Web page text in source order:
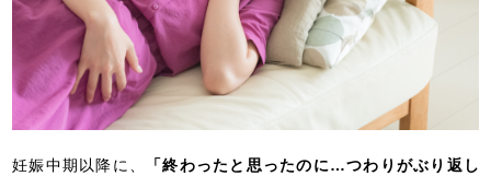
妊娠中期以降に、
「終わったと思ったのに…つわりがぶり返し